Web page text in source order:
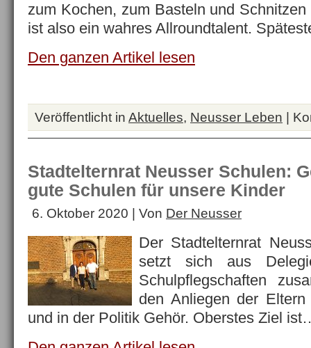
zum Kochen, zum Basteln und
ist also ein wahres Allroundtalent.
Den ganzen Artikel lesen
Veröffentlicht in Aktuelles, Neusser Leben |
Stadtelternrat Neusser Schulen:
gute Schulen für unsere Kinder
6. Oktober 2020 | Von Der Neusser
Der Stadtelternrat
setzt sich aus
Schulpflegschaften
den Anliegen der
und in der Politik Gehör. Oberstes Ziel